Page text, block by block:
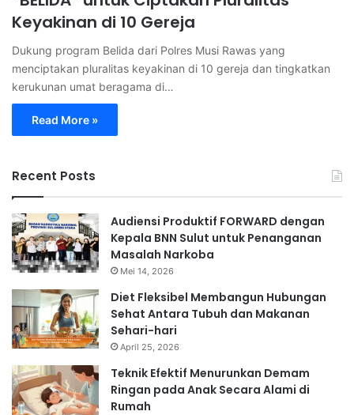
Keyakinan di 10 Gereja
Dukung program Belida dari Polres Musi Rawas yang
menciptakan pluralitas keyakinan di 10 gereja dan tingkatkan
kerukunan umat beragama di…
Read More »
Recent Posts
Audiensi Produktif FORWARD dengan
Kepala BNN Sulut untuk Penanganan
Masalah Narkoba
Mei 14, 2026
Diet Fleksibel Membangun Hubungan
Sehat Antara Tubuh dan Makanan
Sehari-hari
April 25, 2026
Teknik Efektif Menurunkan Demam
Ringan pada Anak Secara Alami di
Rumah